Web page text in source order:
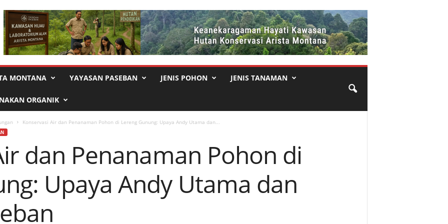
MONTANA YAYASAN PASEBAN JENIS POHON JENIS TANAMAN
ORGANIK
Konservasi Air dan Penanaman Pohon di Lereng Gunung: Upaya Andy Utama dan...
dan Penanaman Pohon di
Upaya Andy Utama dan